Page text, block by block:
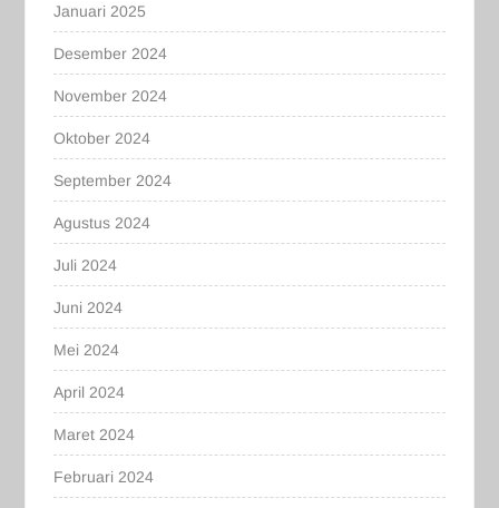
Januari 2025
Desember 2024
November 2024
Oktober 2024
September 2024
Agustus 2024
Juli 2024
Juni 2024
Mei 2024
April 2024
Maret 2024
Februari 2024